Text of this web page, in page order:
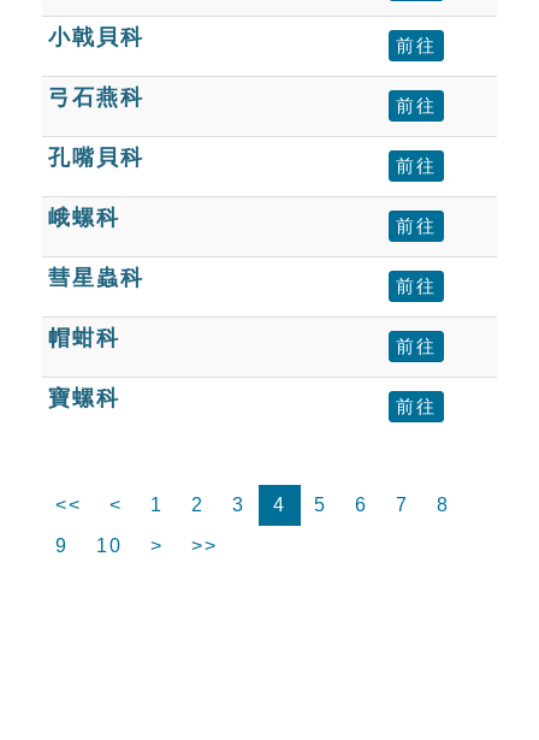
小戟貝科 前往
弓石燕科 前往
孔嘴貝科 前往
峨螺科 前往
彗星蟲科 前往
帽蚶科 前往
寶螺科 前往
<< < 1 2 3 4 5 6 7
8
9
10 > >>